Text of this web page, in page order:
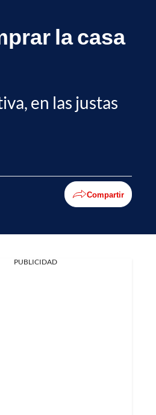
la casa
en las justas
Compartir
PUBLICIDAD